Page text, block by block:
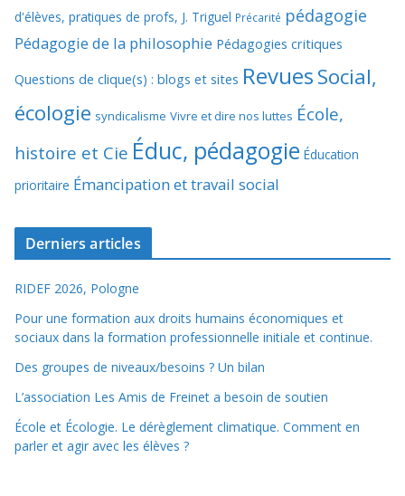
d'élèves, pratiques de profs, J. Triguel Précarité pédagogie
Pédagogie de la philosophie Pédagogies critiques
Questions de clique(s) : blogs et sites RevuesSocial,
écologie syndicalisme Vivre et dire nos luttes École,
histoire et Cie Éduc, pédagogie Éducation
prioritaire Émancipation et travail social
Derniers articles
RIDEF 2026, Pologne
Pour une formation aux droits humains économiques et
sociaux dans la formation professionnelle initiale et continue.
Des groupes de niveaux/besoins ? Un bilan
L’association Les Amis de Freinet a besoin de soutien
École et Écologie. Le dérèglement climatique. Comment en
parler et agir avec les élèves ?